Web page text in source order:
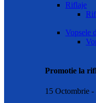
Riflaje
Vopsele
Promotie la
15 Octombrie